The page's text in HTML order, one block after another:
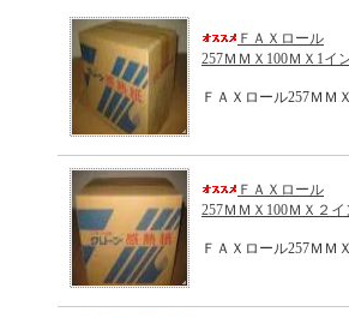
ＦＡＸロール
257ＭＭＸ100ＭＸ1イ
ＦＡＸロール257ＭＭ
ＦＡＸロール
257ＭＭＸ100ＭＸ２
ＦＡＸロール257ＭＭ